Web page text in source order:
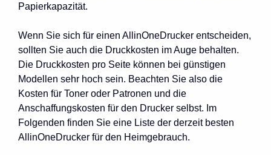
Papierkapazität.
Wenn Sie sich für einen AllinOneDrucker entscheiden,
sollten Sie auch die Druckkosten im Auge behalten.
Die Druckkosten pro Seite können bei günstigen
Modellen sehr hoch sein. Beachten Sie also die
Kosten für Toner oder Patronen und die
Anschaffungskosten für den Drucker selbst. Im
Folgenden finden Sie eine Liste der derzeit besten
AllinOneDrucker für den Heimgebrauch.